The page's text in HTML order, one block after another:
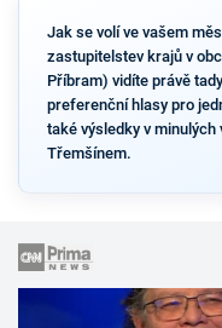
Jak se volí ve vašem
zastupitelstev krajů v
Příbram) vidíte právě
preferenční hlasy pro
také výsledky v minulých
Třemšínem.